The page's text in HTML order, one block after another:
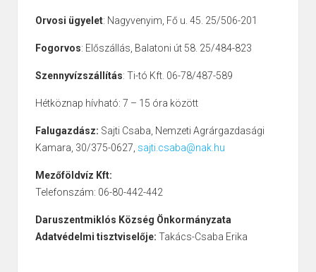
Orvosi ügyelet: Nagyvenyim, Fő u. 45. 25/506-201
Fogorvos: Előszállás, Balatoni út 58. 25/484-823
Szennyvízszállítás: Ti-tó Kft. 06-78/487-589
Hétköznap hívható: 7 – 15 óra között
Falugazdász: Sajti Csaba, Nemzeti Agrárgazdasági
Kamara, 30/375-0627, sajti.csaba@nak.hu
Mezőföldvíz Kft:
Telefonszám: 06-80-442-442
Daruszentmiklós Község Önkormányzata
Adatvédelmi tisztviselője: Takács-Csaba Erika